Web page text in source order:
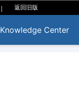
| 返回旧版
Knowledge Center